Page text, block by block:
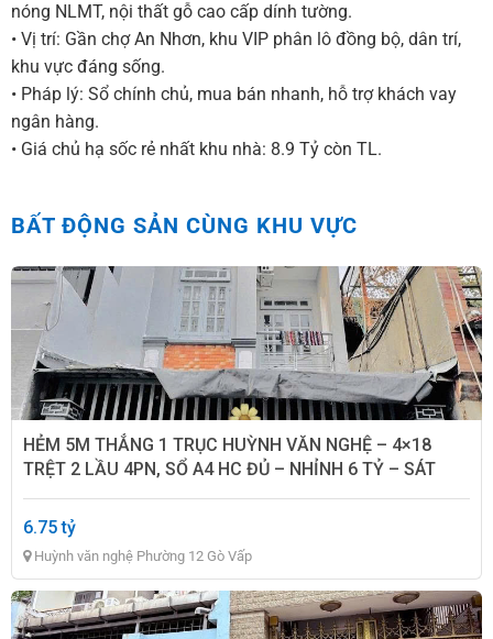
nóng NLMT, nội thất gỗ cao cấp dính tường.
• Vị trí: Gần chợ An Nhơn, khu VIP phân lô đồng bộ, dân trí,
khu vực đáng sống.
• Pháp lý: Sổ chính chủ, mua bán nhanh, hỗ trợ khách vay
ngân hàng.
• Giá chủ hạ sốc rẻ nhất khu nhà: 8.9 Tỷ còn TL.
BẤT ĐỘNG SẢN CÙNG KHU VỰC
HẺM 5M THẲNG 1 TRỤC HUỲNH VĂN NGHỆ – 4×18
TRỆT 2 LẦU 4PN, SỔ A4 HC ĐỦ – NHỈNH 6 TỶ – SÁT
6.75 tỷ
Huỳnh văn nghệ Phường 12 Gò Vấp